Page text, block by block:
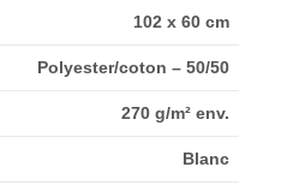
102 x 60 cm
Polyester/coton – 50/50
270 g/m² env.
Blanc